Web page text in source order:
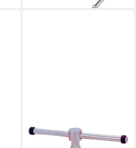
FORTIS
Schraubstock,